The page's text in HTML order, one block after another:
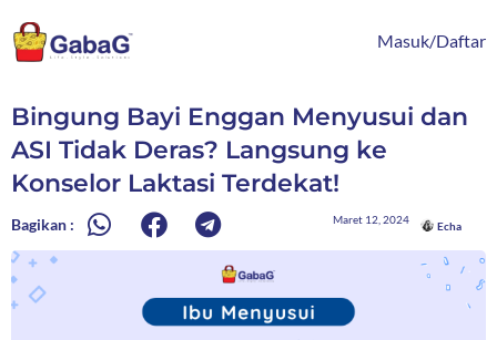
ke
konten
Masuk/Daftar
Bingung Bayi Enggan Menyusui dan
ASI Tidak Deras? Langsung ke
Konselor Laktasi Terdekat!
Bagikan : Maret 12, 2024
Echa